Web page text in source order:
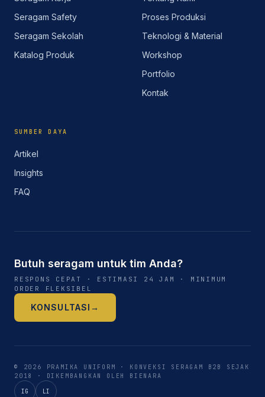
Seragam Safety
Seragam Sekolah
Katalog Produk
Proses Produksi
Teknologi & Material
Workshop
Portfolio
Kontak
SUMBER DAYA
Artikel
Insights
FAQ
Butuh seragam untuk tim Anda?
RESPONS CEPAT · ESTIMASI 24 JAM · MINIMUM
ORDER FLEKSIBEL
KONSULTASI →
© 2026 PRAMIKA UNIFORM
· KONVEKSI SERAGAM B2B SEJAK
2018
·
DIKEMBANGKAN OLEH BIENARA
IG
LI